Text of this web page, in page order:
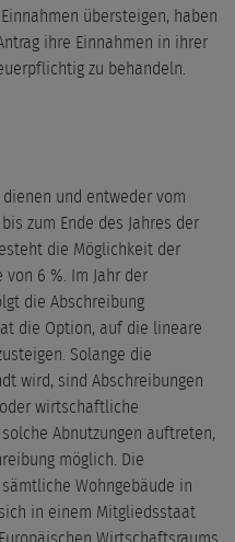
übersteigen, haben
ihre Einnahmen in ihrer
zu behandeln.
dienen und entweder vom
zum Ende des Jahres der
die Möglichkeit der
6 %. Im Jahr der
die Abschreibung
die Option, auf die lineare
Solange die
wird, sind Abschreibungen
wirtschaftliche
Abnutzungen auftreten,
möglich. Die
Wohngebäude in
in einem Mitgliedsstaat